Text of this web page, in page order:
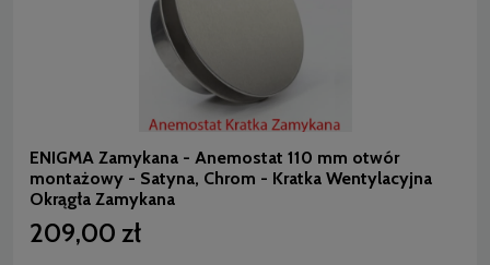
ENIGMA Zamykana - Anemostat 110 mm otwór
montażowy - Satyna, Chrom - Kratka Wentylacyjna
Okrągła Zamykana
209,00 zł